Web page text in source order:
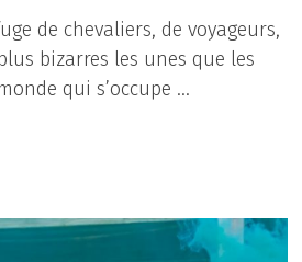
de chevaliers, de voyageurs,
bizarres les unes que les
qui s’occupe …